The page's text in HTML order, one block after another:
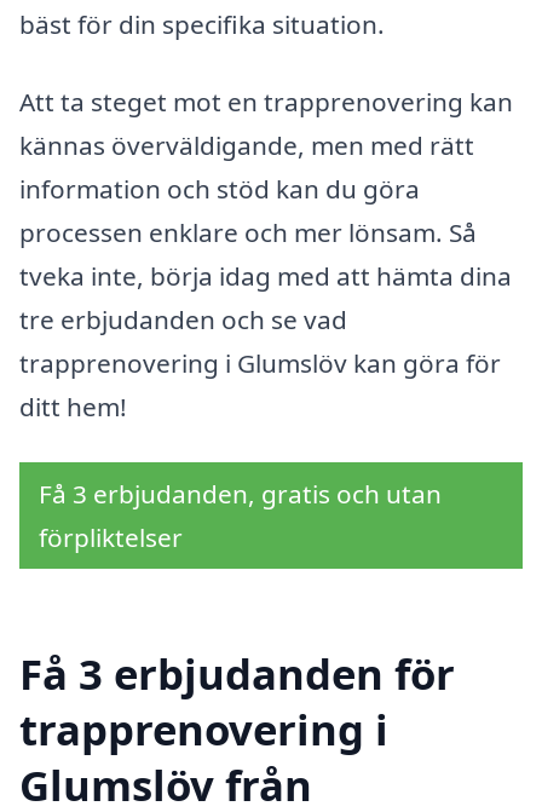
bäst för din specifika situation.
Att ta steget mot en trapprenovering kan
kännas överväldigande, men med rätt
information och stöd kan du göra
processen enklare och mer lönsam. Så
tveka inte, börja idag med att hämta dina
tre erbjudanden och se vad
trapprenovering i Glumslöv kan göra för
ditt hem!
Få 3 erbjudanden, gratis och utan
förpliktelser
Få 3 erbjudanden för
trapprenovering i
Glumslöv från